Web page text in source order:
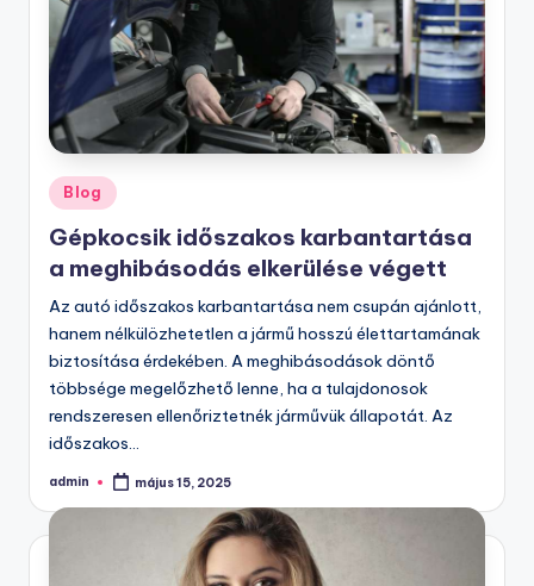
Posted
in
Blog
Gépkocsik időszakos karbantartása
a meghibásodás elkerülése végett
Az autó időszakos karbantartása nem csupán ajánlott,
hanem nélkülözhetetlen a jármű hosszú élettartamának
biztosítása érdekében. A meghibásodások döntő
többsége megelőzhető lenne, ha a tulajdonosok
rendszeresen ellenőriztetnék járművük állapotát. Az
időszakos…
Posted
admin május 15, 2025